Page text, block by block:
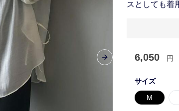
Next slide
スとしても着
6,050 円
サイズ
M